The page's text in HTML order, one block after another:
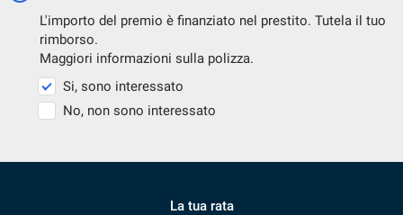
L'importo del premio è finanziato nel prestito. Tutela il tuo
rimborso.
Maggiori informazioni sulla polizza.
Si, sono interessato
No, non sono interessato
La tua rata